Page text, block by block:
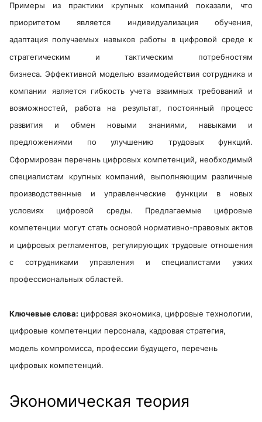
Примеры из практики крупных компаний показали, что
приоритетом является индивидуализация обучения,
адаптация получаемых навыков работы в цифровой среде к
стратегическим и тактическим потребностям
бизнеса. Эффективной моделью взаимодействия сотрудника и
компании является гибкость учета взаимных требований и
возможностей, работа на результат, постоянный процесс
развития и обмен новыми знаниями, навыками и
предложениями по улучшению трудовых функций.
Сформирован перечень цифровых компетенций, необходимый
специалистам крупных компаний, выполняющим различные
производственные и управленческие функции в новых
условиях цифровой среды. Предлагаемые цифровые
компетенции могут стать основой нормативно-правовых актов
и цифровых регламентов, регулирующих трудовые отношения
с сотрудниками управления и специалистами узких
профессиональных областей.
Ключевые слова: цифровая экономика, цифровые технологии,
цифровые компетенции персонала, кадровая стратегия,
модель компромисса, профессии будущего, перечень
цифровых компетенций.
Экономическая теория